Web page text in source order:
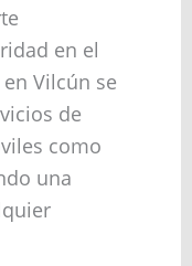
en el
Vilcún se
de
como
una